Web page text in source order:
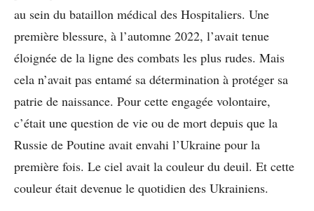
au sein du bataillon médical des Hospitaliers. Une
première blessure, à l’automne 2022, l’avait tenue
éloignée de la ligne des combats les plus rudes. Mais
cela n’avait pas entamé sa détermination à protéger sa
patrie de naissance. Pour cette engagée volontaire,
c’était une question de vie ou de mort depuis que la
Russie de Poutine avait envahi l’Ukraine pour la
première fois. Le ciel avait la couleur du deuil. Et cette
couleur était devenue le quotidien des Ukrainiens.